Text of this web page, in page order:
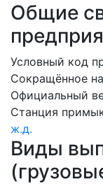
Общие
Условный код
Сокращённое
Официальный
Станция
ж.д.
Виды